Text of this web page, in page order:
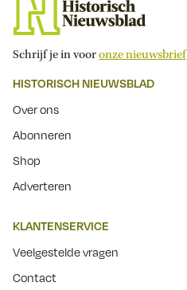
Schrijf je in vooronze nieuwsbrief
HISTORISCH NIEUWSBLAD
Over ons
Abonneren
Shop
Adverteren
KLANTENSERVICE
Veelgestelde vragen
Contact